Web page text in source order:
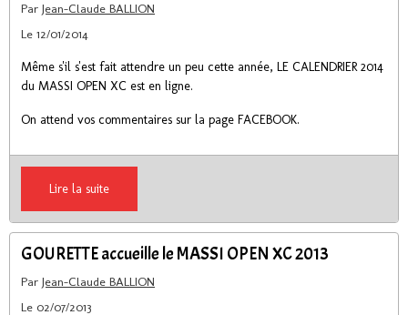
Par Jean-Claude BALLION
Le 12/01/2014
Même s'il s'est fait attendre un peu cette année, LE CALENDRIER 2014
du MASSI OPEN XC est en ligne.
On attend vos commentaires sur la page FACEBOOK.
Lire la suite
GOURETTE accueille le MASSI OPEN XC 2013
Par Jean-Claude BALLION
Le 02/07/2013